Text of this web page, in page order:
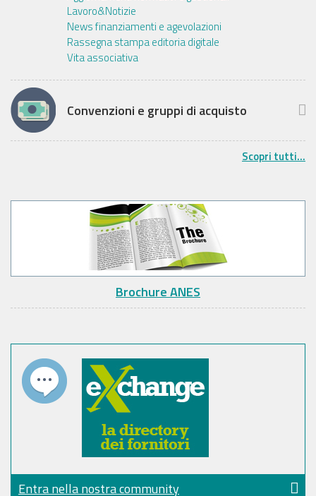
Lavoro&Notizie
News finanziamenti e agevolazioni
Rassegna stampa editoria digitale
Vita associativa
Convenzioni e gruppi di acquisto
Scopri tutti...
Brochure ANES
Entra nella nostra community